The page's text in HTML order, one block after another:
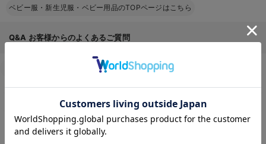
ベビー服・新生児服・ベビー用品のTOPページはこちら
Q&A お客様からのよくあるご質問
キャンセルについて
配送について
お届け情報の変更
お支払いについて
お買い物について
返品条件はありますか？
お気に入り商品を確認する